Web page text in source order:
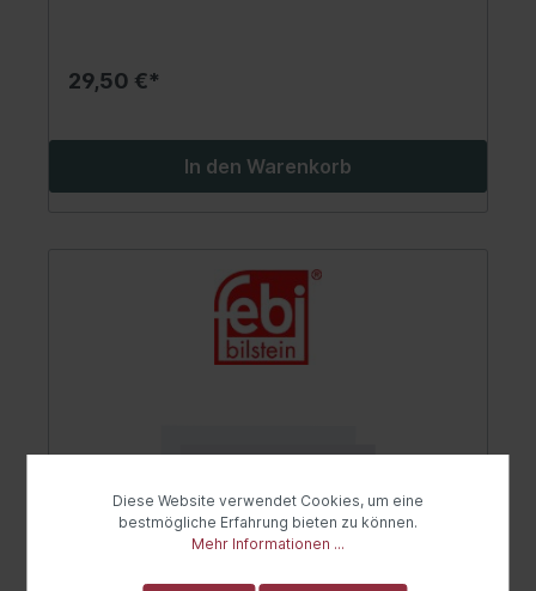
29,50 €*
In den Warenkorb
Diese Website verwendet Cookies, um eine
bestmögliche Erfahrung bieten zu können.
Mehr Informationen ...